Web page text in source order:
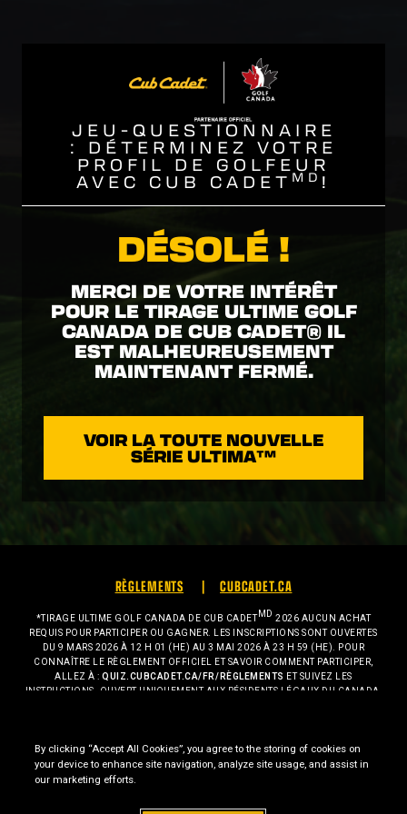
JEU-QUESTIONNAIRE
: DÉTERMINEZ VOTRE
PROFIL DE GOLFEUR
AVEC CUB CADET MD !
DÉSOLÉ !
MERCI DE VOTRE INTÉRÊT
POUR LE TIRAGE ULTIME GOLF
CANADA DE CUB CADET® IL
EST MALHEUREUSEMENT
MAINTENANT FERMÉ.
VOIR LA TOUTE NOUVELLE
SÉRIE ULTIMA™
RÈGLEMENTS CUBCADET.CA
*TIRAGE ULTIME GOLF CANADA DE CUB CADETMD 2026 AUCUN ACHAT
REQUIS POUR PARTICIPER OU GAGNER. LES INSCRIPTIONS SONT OUVERTES
DU 9 MARS 2026 À 12 H 01 (HE) AU 3 MAI 2026 À 23 H 59 (HE). POUR
CONNAÎTRE LE RÈGLEMENT OFFICIEL ET SAVOIR COMMENT PARTICIPER,
ALLEZ À :QUIZ.CUBCADET.CA/FR/RÈGLEMENTS ET SUIVEZ LES
INSTRUCTIONS. OUVERT UNIQUEMENT AUX RÉSIDENTS LÉGAUX DU CANADA,
(INDIVIDUELLEMENT ET COLLECTIVEMENT, LES « ENTITÉS DU TIRAGE »), LEUR
FAMILLE IMMÉDIATE (CONJOINT OU CONJOINTE, ENFANTS, FRÈRES ET
SŒURS, PARENTS, GRANDS-PARENTS, PETITS-ENFANTS ET MEMBRES DE LA
COMMANDITAIRE (APPARENTÉES OU NON), NE SONT PAS ADMISSIBLES. LES
By clicking “Accept All Cookies”, you agree to the storing of cookies on
your device to enhance site navigation, analyze site usage, and assist in
our marketing efforts.